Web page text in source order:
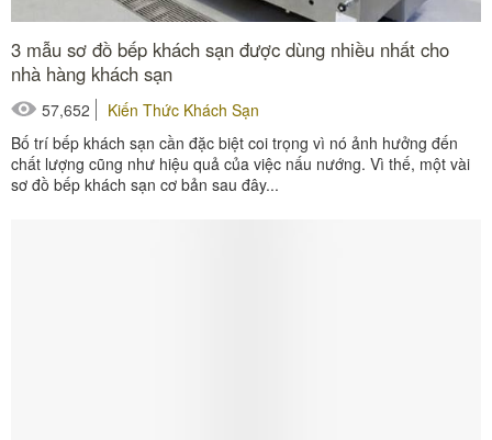
3 mẫu sơ đồ bếp khách sạn được dùng nhiều nhất cho
nhà hàng khách sạn
57,652
Kiến Thức Khách Sạn
Bố trí bếp khách sạn cần đặc biệt coi trọng vì nó ảnh hưởng đến
chất lượng cũng như hiệu quả của việc nấu nướng. Vì thế, một vài
sơ đồ bếp khách sạn cơ bản sau đây...